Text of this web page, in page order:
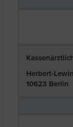
Herbert-
10623 Berlin